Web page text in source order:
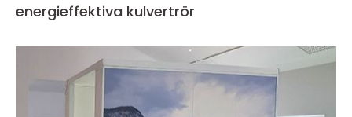
energieffektiva kulvertrör